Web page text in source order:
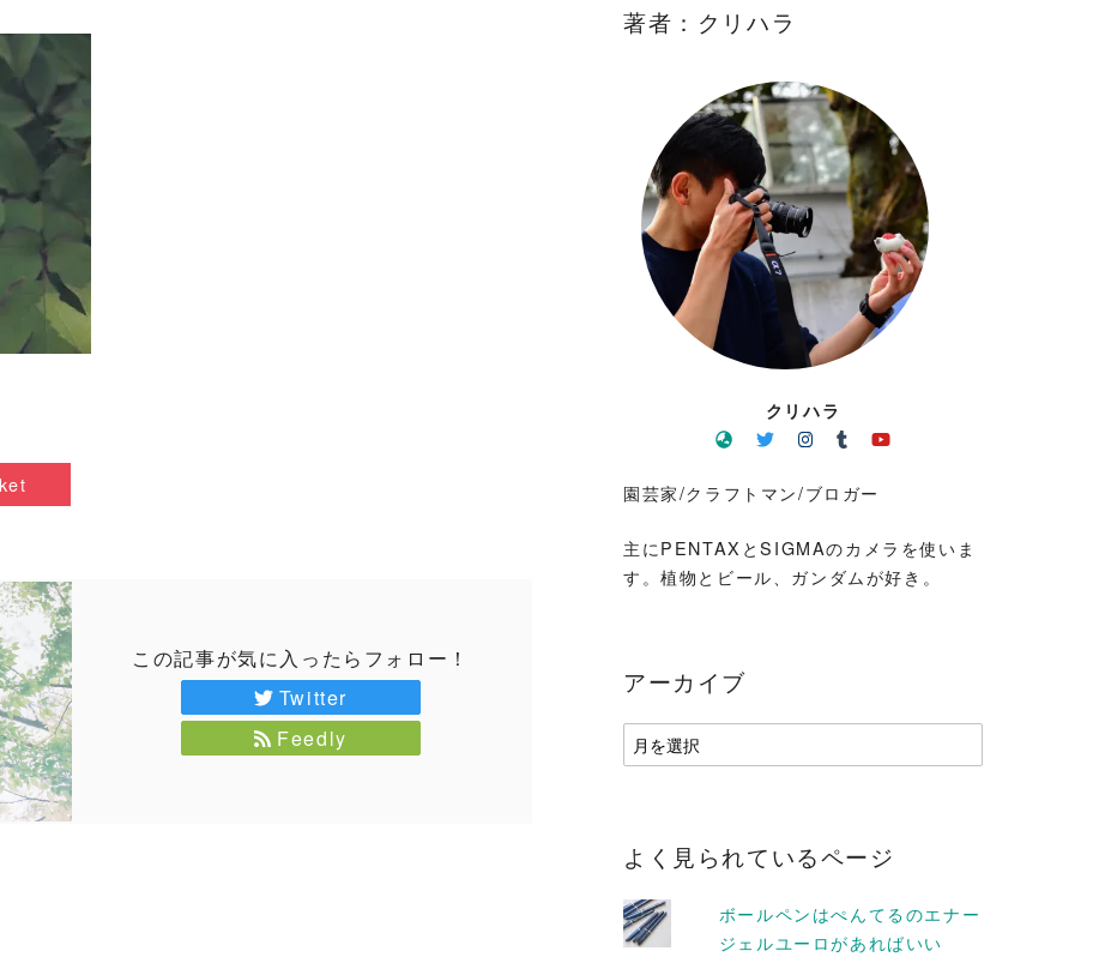
この記事が気に入ったらフォロー！
Twitter
Feedly
著者：クリハラ
クリハラ
園芸家/クラフトマン/ブロガー
主にPENTAXとSIGMAのカメラを使いま
す。植物とビール、ガンダムが好き。
アーカイブ
ア
ー
ブ
よく見られているページ
ボールペンはぺんてるのエナー
ジェルユーロがあればいい